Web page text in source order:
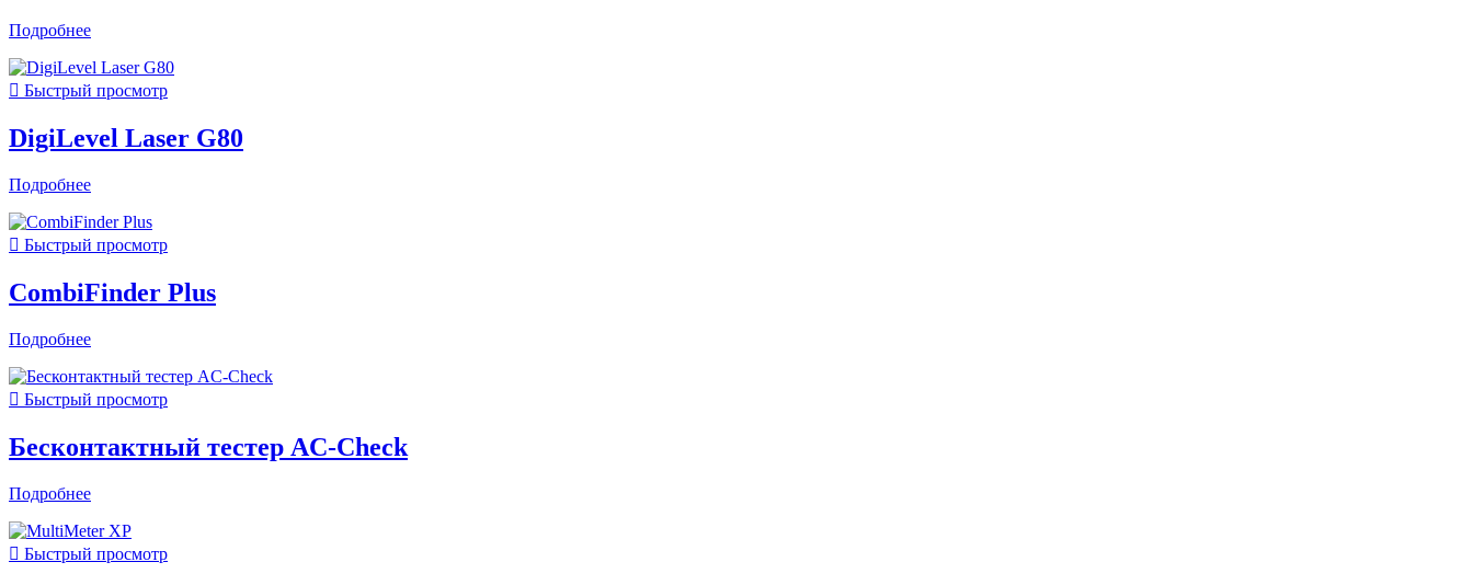
Подробнее
 Быстрый просмотр
DigiLevel Laser G80
Подробнее
 Быстрый просмотр
CombiFinder Plus
Подробнее
 Быстрый просмотр
Бесконтактный тестер AC-Check
Подробнее
 Быстрый просмотр